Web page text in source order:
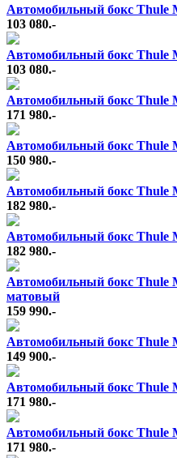
Автомобильный бокс Thule
103 080.-
Автомобильный бокс Thule
103 080.-
Автомобильный бокс
171 980.-
Автомобильный бокс Thule
150 980.-
Автомобильный бокс Thule
182 980.-
Автомобильный бокс
182 980.-
Автомобильный бокс
матовый
159 990.-
Автомобильный бокс Thule
149 900.-
Автомобильный бокс Thule
171 980.-
Автомобильный бокс Thule
171 980.-